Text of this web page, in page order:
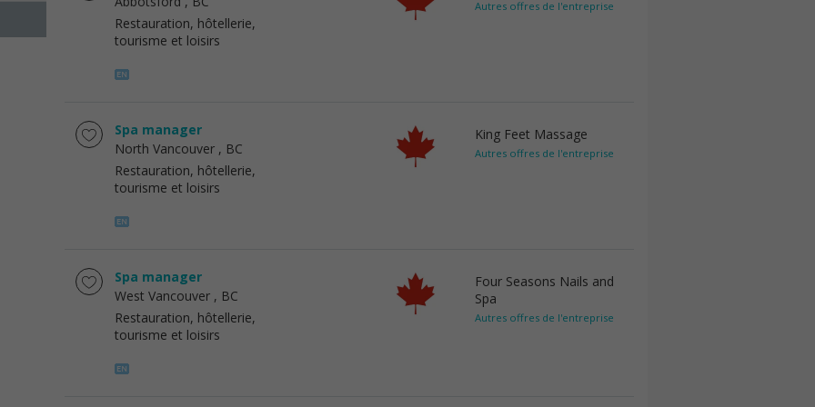
Restauration, hôtellerie,
tourisme et loisirs
Autres offres de l'entreprise
Spa manager
North Vancouver , BC
Restauration, hôtellerie,
tourisme et loisirs
King Feet Massage
Autres offres de l'entreprise
Spa manager
West Vancouver , BC
Restauration, hôtellerie,
tourisme et loisirs
Four Seasons Nails and
Spa
Autres offres de l'entreprise